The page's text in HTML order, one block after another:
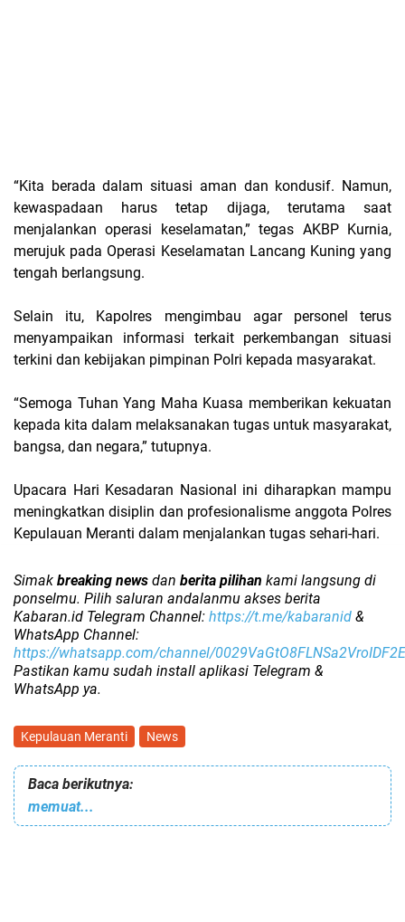
“Kita berada dalam situasi aman dan kondusif. Namun,
kewaspadaan harus tetap dijaga, terutama saat
menjalankan operasi keselamatan,” tegas AKBP Kurnia,
merujuk pada Operasi Keselamatan Lancang Kuning yang
tengah berlangsung.
Selain itu, Kapolres mengimbau agar personel terus
menyampaikan informasi terkait perkembangan situasi
terkini dan kebijakan pimpinan Polri kepada masyarakat.
“Semoga Tuhan Yang Maha Kuasa memberikan kekuatan
kepada kita dalam melaksanakan tugas untuk masyarakat,
bangsa, dan negara,” tutupnya.
Upacara Hari Kesadaran Nasional ini diharapkan mampu
meningkatkan disiplin dan profesionalisme anggota Polres
Kepulauan Meranti dalam menjalankan tugas sehari-hari.
Simak breaking news dan berita pilihan kami langsung di
ponselmu. Pilih saluran andalanmu akses berita
Kabaran.id Telegram Channel: https://t.me/kabaranid &
WhatsApp Channel:
https://whatsapp.com/channel/0029VaGtO8FLNSa2VroIDF2E
Pastikan kamu sudah install aplikasi Telegram &
WhatsApp ya.
Kepulauan Meranti News
Baca berikutnya:
memuat...